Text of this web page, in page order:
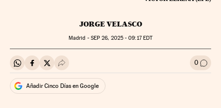
JORGE VELASCO
Madrid - SEP 26, 2025 - 09:17EDT
Compartir en Whatsapp
Compartir en Facebook
Compartir en Twitter
Desplegar Redes Sociales 0 Ir a
Añadir Cinco Días en Google